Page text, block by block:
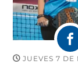
JUEVES 7